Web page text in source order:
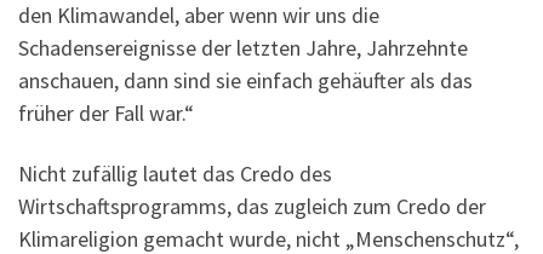
den Klimawandel, aber wenn wir uns die
Schadensereignisse der letzten Jahre, Jahrzehnte
anschauen, dann sind sie einfach gehäufter als das
früher der Fall war.“
Nicht zufällig lautet das Credo des
Wirtschaftsprogramms, das zugleich zum Credo der
Klimareligion gemacht wurde, nicht „Menschenschutz“,